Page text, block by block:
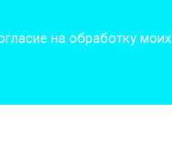
на обработку моих